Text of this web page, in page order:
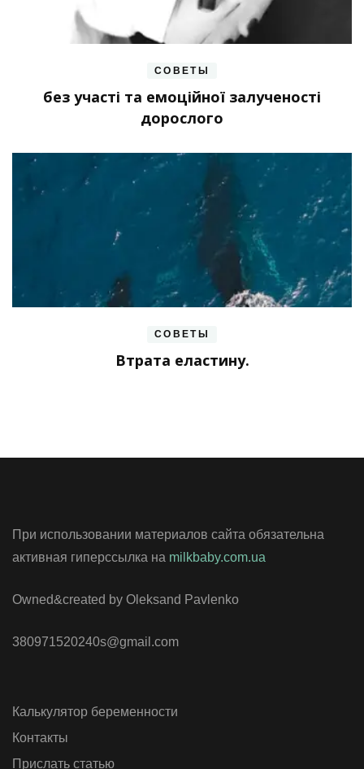
СОВЕТЫ
без участі та емоційної залученості
дорослого
СОВЕТЫ
Втрата еластину.
При использовании материалов сайта обязательна
активная гиперссылка на milkbaby.com.ua
Owned&created by Oleksand Pavlenko
380971520240s@gmail.com
Калькулятор беременности
Контакты
Прислать статью